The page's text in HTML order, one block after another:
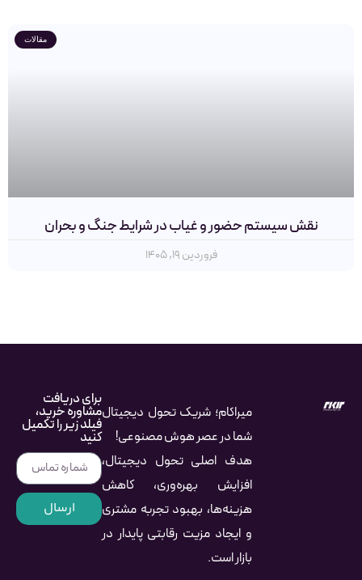
مقالات
نقش سیستم‌ حضور و غیاب در شرایط جنگ و بحران
فروردین ۱۹, ۱۴۰۵
میراکام؛ شریک تحول دیجیتال
شما در عصر هوش مصنوعی!
هدف اصلی تحول دیجیتال،
افزایش بهره‌وری، کاهش
هزینه‌ها، بهبود تجربه مشتری
و ایجاد مزیت رقابتی پایدار در
بازار است.
برای دریافت
مشاوره خرید،
فیلد زیر را تکمیل
کنید
ارسال